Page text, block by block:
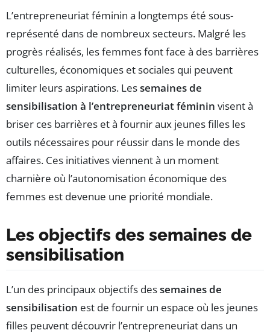
L’entrepreneuriat féminin a longtemps été sous-
représenté dans de nombreux secteurs. Malgré les
progrès réalisés, les femmes font face à des barrières
culturelles, économiques et sociales qui peuvent
limiter leurs aspirations. Lessemaines de
sensibilisation à l’entrepreneuriat féminin visent à
briser ces barrières et à fournir aux jeunes filles les
outils nécessaires pour réussir dans le monde des
affaires. Ces initiatives viennent à un moment
charnière où l’autonomisation économique des
femmes est devenue une priorité mondiale.
Les objectifs des semaines de
sensibilisation
L’un des principaux objectifs dessemaines de
sensibilisation est de fournir un espace où les jeunes
filles peuvent découvrir l’entrepreneuriat dans un